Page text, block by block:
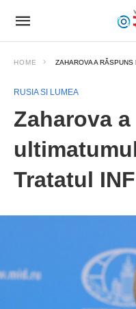
HOME ZAHAROVA A RĂSPUNS
RUSIA SI LUMEA
Zaharova
Tratatul INF